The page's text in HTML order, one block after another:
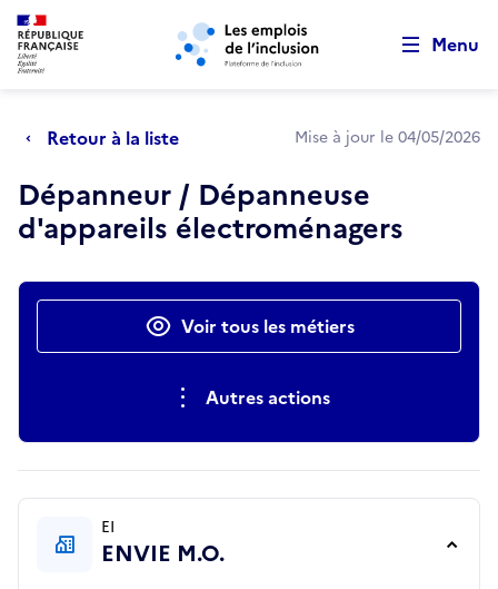
Aller au menu principal Aller au contenu principal
Menu
Retour à la liste Mise à jour le 04/05/2026
Dépanneur / Dépanneuse
d'appareils électroménagers
Actions rapidesVoir tous les métiers
Autres actions
EI
ENVIE M.O.
Retour au début de la page
Panneau de gestion des cookies